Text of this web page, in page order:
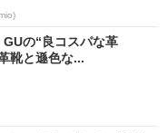
の“良コスパな革
靴と遜色な...